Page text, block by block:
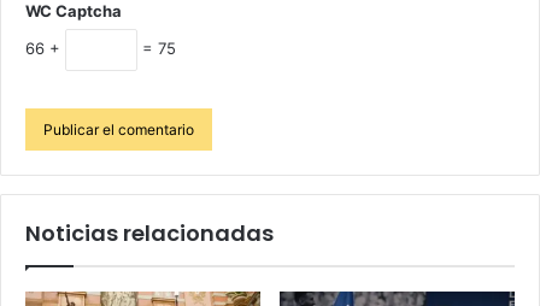
WC Captcha
66 +
= 75
Noticias relacionadas